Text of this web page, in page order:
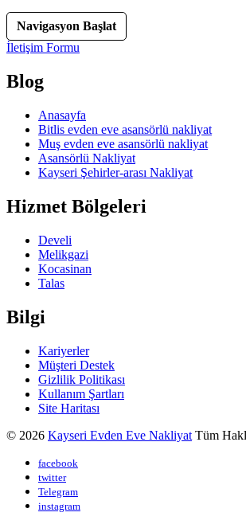
Navigasyon Başlat
İletişim Formu
Blog
Anasayfa
Bitlis evden eve asansörlü nakliyat
Muş evden eve asansörlü nakliyat
Asansörlü Nakliyat
Kayseri Şehirler-arası Nakliyat
Hizmet Bölgeleri
Develi
Melikgazi
Kocasinan
Talas
Bilgi
Kariyerler
Müşteri Destek
Gizlilik Politikası
Kullanım Şartları
Site Haritası
© 2026 Kayseri Evden Eve Nakliyat Tüm
facebook
twitter
Telegram
instagram